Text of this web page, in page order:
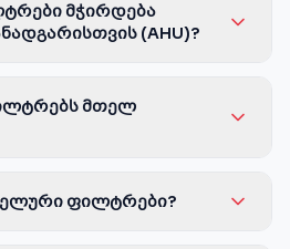
მჭირდება
(AHU)?
მთელ
ფილტრები?